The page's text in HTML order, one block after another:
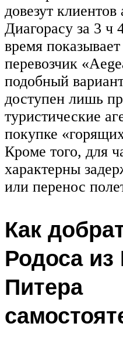
довезут
Диагорасу за 3 ч
время
перевозчик
подобный
доступен лишь
туристические
покупке
Кроме того, для
характерны
или перенос
Как
Родоса
Питера